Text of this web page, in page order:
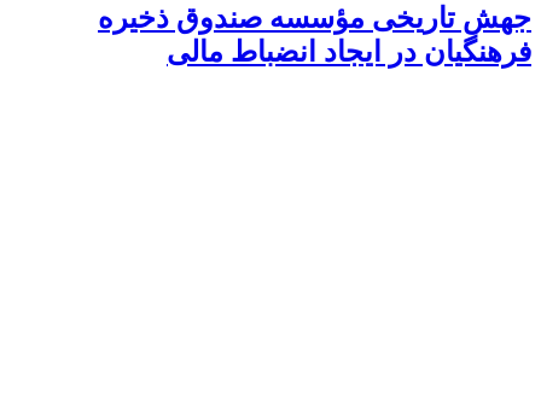
جهش تاریخی مؤسسه صندوق ذخیره
فرهنگیان در ایجاد انضباط مالی